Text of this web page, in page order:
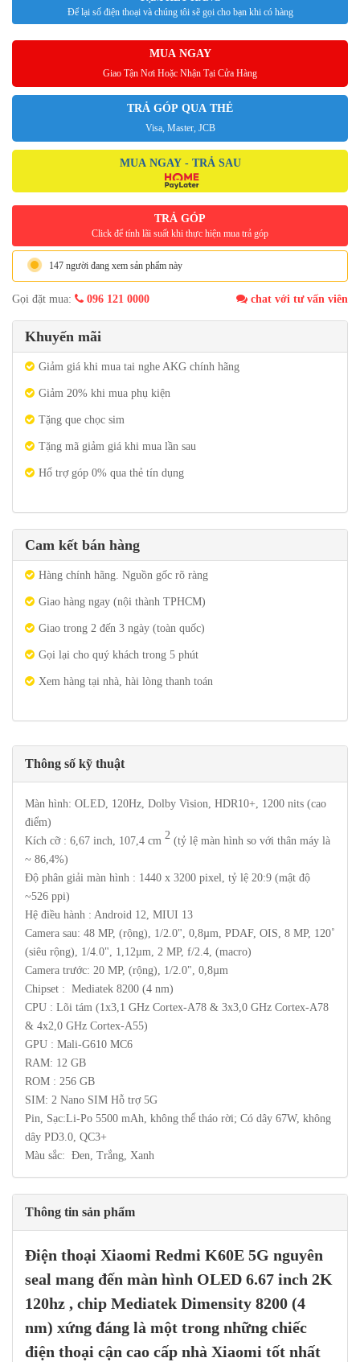
Để lại số điện thoại và chúng tôi sẽ gọi cho bạn khi có hàng
MUA NGAY
Giao Tận Nơi Hoặc Nhận Tại Cửa Hàng
TRẢ GÓP QUA THẺ
Visa, Master, JCB
MUA NGAY - TRẢ SAU
TRẢ GÓP
Click để tính lãi suất khi thực hiện mua trả góp
147 người đang xem sản phẩm này
Gọi đặt mua: 096 121 0000 chat với tư vấn viên
Khuyến mãi
Giảm giá khi mua tai nghe AKG chính hãng
Giảm 20% khi mua phụ kiện
Tặng que chọc sim
Tặng mã giảm giá khi mua lần sau
Hổ trợ góp 0% qua thẻ tín dụng
Cam kết bán hàng
Hàng chính hãng. Nguồn gốc rõ ràng
Giao hàng ngay (nội thành TPHCM)
Giao trong 2 đến 3 ngày (toàn quốc)
Gọi lại cho quý khách trong 5 phút
Xem hàng tại nhà, hài lòng thanh toán
Thông số kỹ thuật
Màn hình: OLED, 120Hz, Dolby Vision, HDR10+, 1200 nits (cao
điểm)
Kích cỡ : 6,67 inch, 107,4 cm 2 (tỷ lệ màn hình so với thân máy là
~ 86,4%)
Độ phân giải màn hình : 1440 x 3200 pixel, tỷ lệ 20:9 (mật độ
~526 ppi)
Hệ điều hành : Android 12, MIUI 13
Camera sau: 48 MP, (rộng), 1/2.0", 0,8µm, PDAF, OIS, 8 MP, 120˚
(siêu rộng), 1/4.0", 1,12µm, 2 MP, f/2.4, (macro)
Camera trước: 20 MP, (rộng), 1/2.0", 0,8µm
Chipset : Mediatek 8200 (4 nm)
CPU : Lõi tám (1x3,1 GHz Cortex-A78 & 3x3,0 GHz Cortex-A78
& 4x2,0 GHz Cortex-A55)
GPU : Mali-G610 MC6
RAM: 12 GB
ROM : 256 GB
SIM: 2 Nano SIM Hỗ trợ 5G
Pin, Sạc:Li-Po 5500 mAh, không thể tháo rời; Có dây 67W, không
dây PD3.0, QC3+
Màu sắc: Đen, Trắng, Xanh
Thông tin sản phẩm
Điện thoại Xiaomi Redmi K60E 5G nguyên
seal mang đến màn hình OLED 6.67 inch 2K
120hz , chip Mediatek Dimensity 8200 (4
nm) xứng đáng là một trong những chiếc
điện thoại cận cao cấp nhà Xiaomi tốt nhất